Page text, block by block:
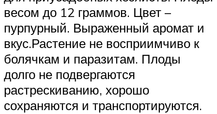
весом до 12 граммов. Цвет –
пурпурный. Выраженный аромат и
вкус.Растение не восприимчиво к
болячкам и паразитам. Плоды
долго не подвергаются
растрескиванию, хорошо
сохраняются и транспортируются.